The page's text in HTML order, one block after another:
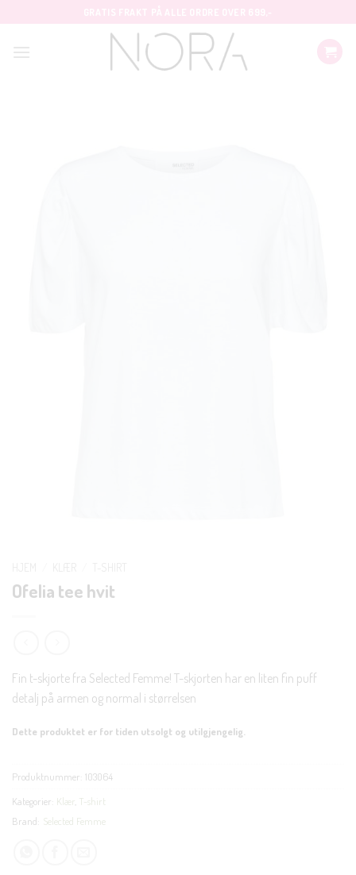
Ofelia tee hvit
Fin t-skjorte fra Selected Femme! T-skjorten har en liten fin puff
detalj på armen og normal i størrelsen
Dette produktet er for tiden utsolgt og utilgjengelig.
Produktnummer: 103064
Kategorier: Klær T-shirt
Brand: Selected Femme